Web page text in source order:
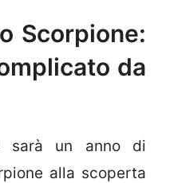
Scorpione:
da
sarà un anno di
alla scoperta